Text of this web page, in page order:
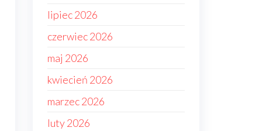
lipiec 2026
czerwiec 2026
maj 2026
kwiecień 2026
marzec 2026
luty 2026